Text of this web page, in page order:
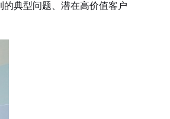
典型问题、潜在高价值客户